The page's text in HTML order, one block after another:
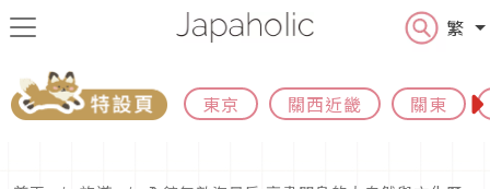
繁
東京 關西近畿 關東